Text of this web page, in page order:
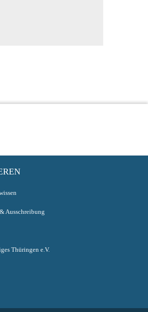
Ausschreibung
Thüringen e.V.